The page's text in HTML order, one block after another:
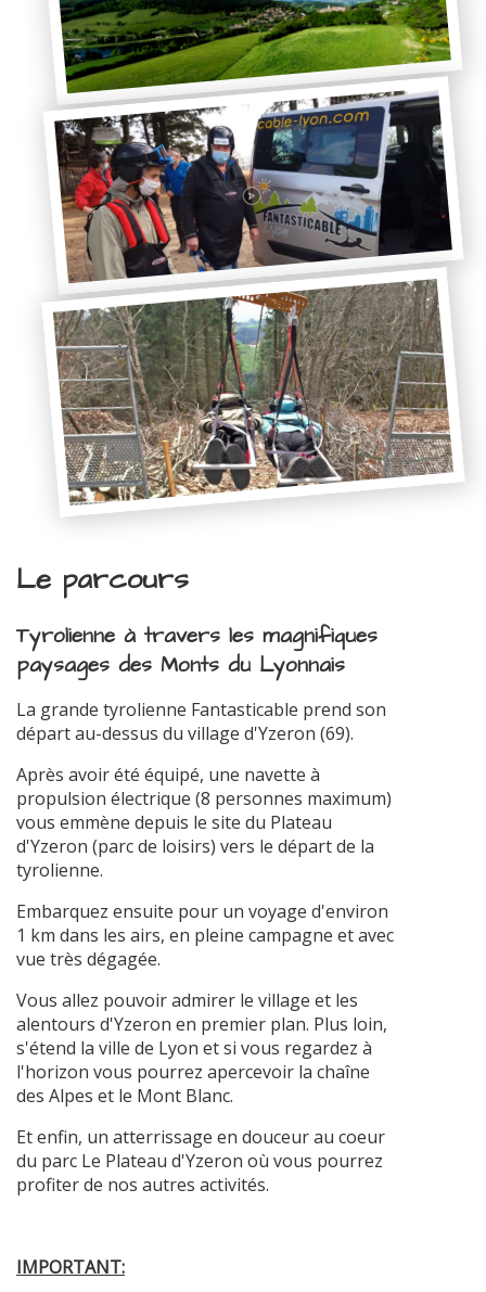
Le parcours
Tyrolienne à travers les magnifiques
paysages des Monts du Lyonnais
La grande tyrolienne Fantasticable prend son
départ au-dessus du village d'Yzeron (69).
Après avoir été équipé, une navette à
propulsion électrique (8 personnes maximum)
vous emmène depuis le site du Plateau
d'Yzeron (parc de loisirs) vers le départ de la
tyrolienne.
Embarquez ensuite pour un voyage d'environ
1 km dans les airs, en pleine campagne et avec
vue très dégagée.
Vous allez pouvoir admirer le village et les
alentours d'Yzeron en premier plan. Plus loin,
s'étend la ville de Lyon et si vous regardez à
l'horizon vous pourrez apercevoir la chaîne
des Alpes et le Mont Blanc.
Et enfin, un atterrissage en douceur au coeur
du parc Le Plateau d'Yzeron où vous pourrez
profiter de nos autres activités.
IMPORTANT: